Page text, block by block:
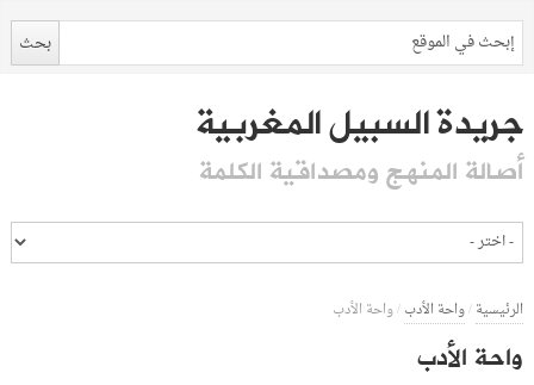
جريدة السبيل المغربية
أصالة المنهج ومصداقية الكلمة
الرئيسية/واحة الأدب/واحة الأدب
واحة الأدب